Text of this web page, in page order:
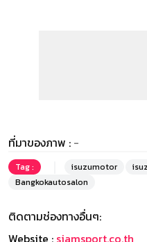
ที่มาของภาพ : -
Tag : isuzumotor
Bangkokautosalon
ติดตามช่องทางอื่นๆ: